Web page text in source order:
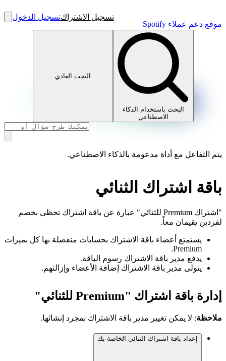
موقع دعم عملاء Spotify
تسجيل الاشتراكتسجيل الدخول
البحث باستخدام الذكاء
الاصطناعي
البحث العادي
يتم التفاعل مع أداة مدعومة بالذكاء الاصطناعي.
باقة اشتراك الثنائي
"اشتراك Premium للثنائي" عبارة عن باقة اشتراك تحظى بخصم
لفردين يقيمان معاً.
يستمتع أعضاء باقة الاشتراك بحسابات منفصلة بها كل بميزات
Premium.
يدفع مدير باقة الاشتراك رسوم الباقة.
يتولى مدير باقة الاشتراك إضافة الأعضاء وإزالتهم.
إدارة باقة اشتراك "Premium للثنائي"
ملاحظة: لا يمكن تغيير مدير باقة الاشتراك بمجرد إنشائها.
إعداد باقة اشتراك الثنائي الخاصة بك